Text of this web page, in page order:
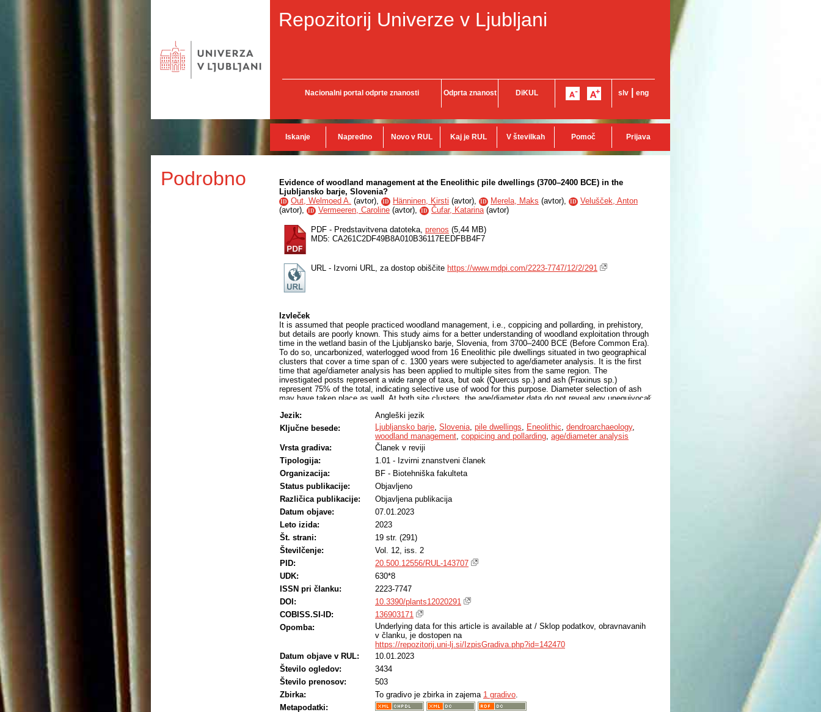
Repozitorij Univerze v Ljubljani
Nacionalni portal odprte znanosti Odprta znanost DiKUL slv eng
Iskanje Napredno Novo v RUL Kaj je RUL V številkah Pomoč Prijava
Podrobno
Evidence of woodland management at the Eneolithic pile dwellings (3700–2400 BCE) in the
Ljubljansko barje, Slovenia?
ID Out, Welmoed A. (avtor), ID Hänninen, Kirsti (avtor), ID Merela, Maks (avtor), ID
Velušček, Anton
(avtor), ID Vermeeren, Caroline (avtor), ID Čufar, Katarina(avtor)
PDF - Predstavitvena datoteka, prenos (5,44 MB)
MD5: CA261C2DF49B8A010B36117EEDFBB4F7
URL - Izvorni URL, za dostop obiščite https://www.mdpi.com/2223-7747/12/2/291
Izvleček
It is assumed that people practiced woodland management, i.e., coppicing and pollarding, in prehistory,
but details are poorly known. This study aims for a better understanding of woodland exploitation through
time in the wetland basin of the Ljubljansko barje, Slovenia, from 3700–2400 BCE (Before Common Era).
To do so, uncarbonized, waterlogged wood from 16 Eneolithic pile dwellings situated in two geographical
clusters that cover a time span of c. 1300 years were subjected to age/diameter analysis. It is the first
time that age/diameter analysis has been applied to multiple sites from the same region. The
investigated posts represent a wide range of taxa, but oak (Quercus sp.) and ash (Fraxinus sp.)
represent 75% of the total, indicating selective use of wood for this purpose. Diameter selection of ash
may have taken place as well. At both site clusters, the age/diameter data do not reveal any unequivocal
gradually changing practices. The outcomes are discussed within the framework of recent discussions
about woodland management in Europe.
Jezik:
Angleški jezik
Ključne besede:
Ljubljansko barje, Slovenia, pile dwellings, Eneolithic, dendroarchaeology,
woodland management, coppicing and pollarding, age/diameter analysis
Vrsta gradiva:
Članek v reviji
Tipologija:
1.01 - Izvirni znanstveni članek
Organizacija:
BF - Biotehniška fakulteta
Status publikacije:
Objavljeno
Različica publikacije:
Objavljena publikacija
Datum objave:
07.01.2023
Leto izida:
2023
Št. strani:
19 str. (291)
Številčenje:
Vol. 12, iss. 2
PID:
20.500.12556/RUL-143707
UDK:
630*8
ISSN pri članku:
2223-7747
DOI:
10.3390/plants12020291
COBISS.SI-ID:
136903171
Opomba:
Underlying data for this article is available at / Sklop podatkov, obravnavanih
https://repozitorij.uni-lj.si/IzpisGradiva.php?id=142470
Datum objave v RUL:
10.01.2023
Število ogledov:
3434
Število prenosov:
503
Zbirka:
To gradivo je zbirka in zajema 1 gradivo.
Metapodatki: